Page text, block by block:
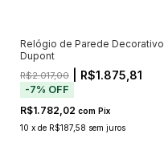
Relógio de Parede Decorativo
Dupont
R$2.017,00 | R$1.875,81
-7% OFF
R$1.782,02 com Pix
10 x de R$187,58 sem juros